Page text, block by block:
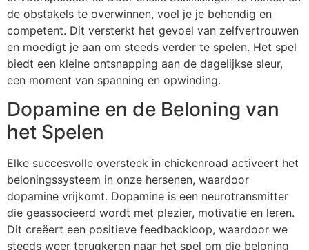
de obstakels te overwinnen, voel je je behendig en
competent. Dit versterkt het gevoel van zelfvertrouwen
en moedigt je aan om steeds verder te spelen. Het spel
biedt een kleine ontsnapping aan de dagelijkse sleur,
een moment van spanning en opwinding.
Dopamine en de Beloning van
het Spelen
Elke succesvolle oversteek in chickenroad activeert het
beloningssysteem in onze hersenen, waardoor
dopamine vrijkomt. Dopamine is een neurotransmitter
die geassocieerd wordt met plezier, motivatie en leren.
Dit creëert een positieve feedbackloop, waardoor we
steeds weer terugkeren naar het spel om die beloning